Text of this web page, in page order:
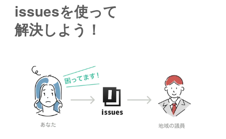
issuesを使って
解決しよう！